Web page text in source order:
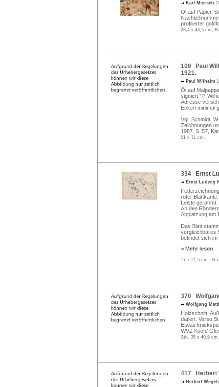
Karl Miersch
Öl auf Papier.
profilierter
28,4 x 43,5 cm,
109 Paul
1921.
Paul Wilhelm
Öl auf
signiert "P.
Adresse
Ecken minimal
Vgl. Schmidt,
Zeichnungen
1987. S. 57,
51 x 71 cm.
334 Ernst
Ernst Ludwig
roter
Leiste gerahmt.
An den
Abplatzung am
Das Blatt
vergleichbares
befindet sich
> Mehr lesen
17 x 21,5 cm.,
370
Wolfgang
Holzschnitt.
datiert. Verso
Etwas
WVZ Koch/
Stk. 35 x 40,9
417 Herbert
Herbert